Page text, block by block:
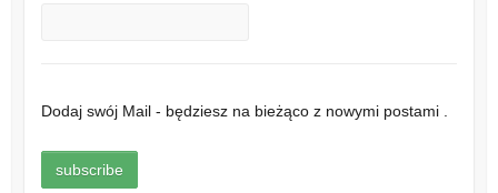
Dodaj swój Mail - będziesz na bieżąco z nowymi postami .